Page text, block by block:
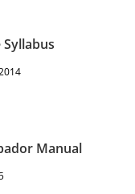
Manual